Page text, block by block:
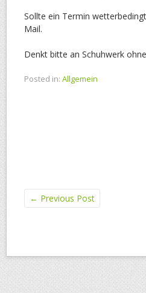
Sollte ein Termin
Mail.
Denkt bitte an Schuhwerk
Posted in: Allgemein
← Previous Post